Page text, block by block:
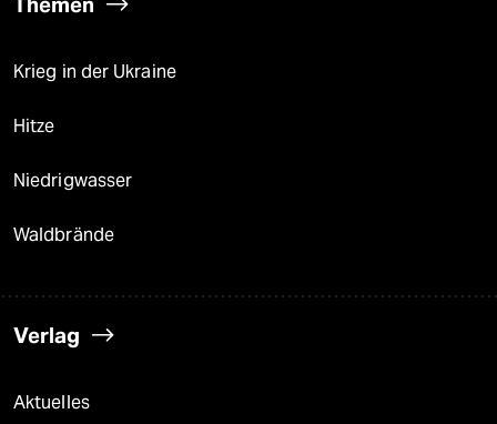
Krieg in der Ukraine
Hitze
Niedrigwasser
Waldbrände
Verlag
Aktuelles